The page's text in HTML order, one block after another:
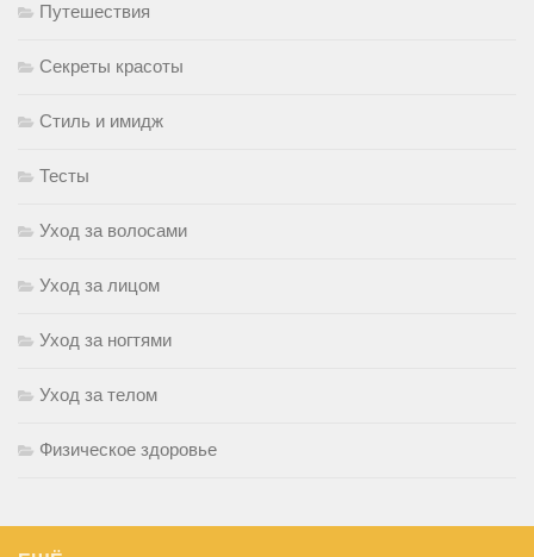
Путешествия
Секреты красоты
Стиль и имидж
Тесты
Уход за волосами
Уход за лицом
Уход за ногтями
Уход за телом
Физическое здоровье